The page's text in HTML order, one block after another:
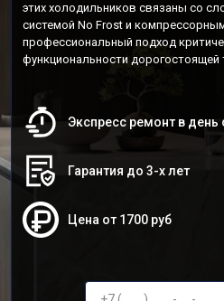
этих холодильников связаны со
системой No Frost и
профессиональный подход
функциональности дорогостоящей
Экспресс ремонт в день
Гарантия до 3-х лет
Цена от 1700 руб